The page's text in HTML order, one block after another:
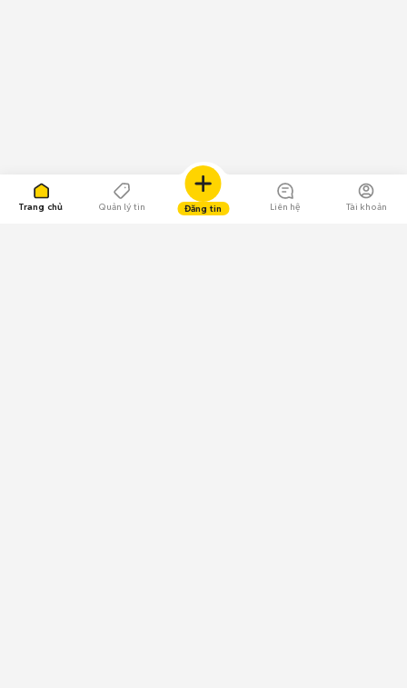
Trang chủ Quản lý tin Đăng tin Liên hệ Tài khoản